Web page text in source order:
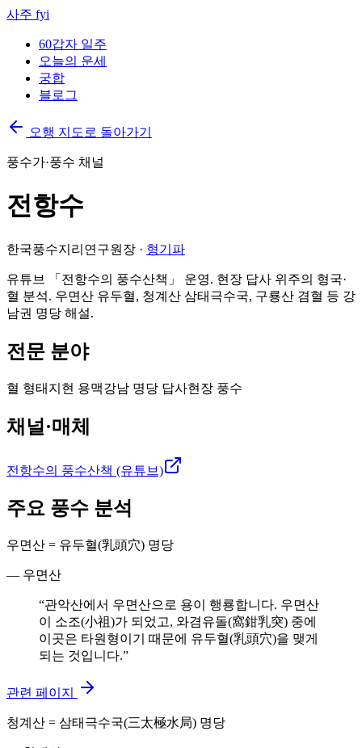
사주 fyi
60갑자 일주
오늘의 운세
궁합
블로그
오행 지도로 돌아가기
풍수가·풍수 채널
전항수
한국풍수지리연구원장 · 형기파
유튜브 「전항수의 풍수산책」 운영. 현장 답사 위주의 형국·
혈 분석. 우면산 유두혈, 청계산 삼태극수국, 구룡산 겸혈 등 강
남권 명당 해설.
전문 분야
혈 형태 지현 용맥강남 명당 답사현장 풍수
채널·매체
전항수의 풍수산책 (유튜브)
주요 풍수 분석
우면산 = 유두혈(乳頭穴) 명당
— 우면산
“관악산에서 우면산으로 용이 행룡합니다. 우면산
이 소조(小祖)가 되었고, 와겸유돌(窩鉗乳突) 중에
이곳은 타원형이기 때문에 유두혈(乳頭穴)을 맺게
되는 것입니다.”
관련 페이지
청계산 = 삼태극수국(三太極水局) 명당